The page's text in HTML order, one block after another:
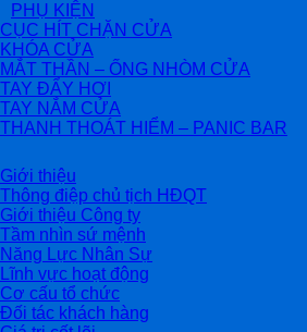
PHỤ KIỆN
CỤC HÍT CHẶN CỬA
KHÓA CỬA
MẮT THẦN – ỐNG NHÒM CỬA
TAY ĐẨY HƠI
TAY NẮM CỬA
THANH THOÁT HIỂM – PANIC BAR
Giới thiệu
Thông điệp chủ tịch HĐQT
Giới thiệu Công ty
Tầm nhìn sứ mệnh
Năng Lực Nhân Sự
Lĩnh vực hoạt động
Cơ cấu tổ chức
Đối tác khách hàng